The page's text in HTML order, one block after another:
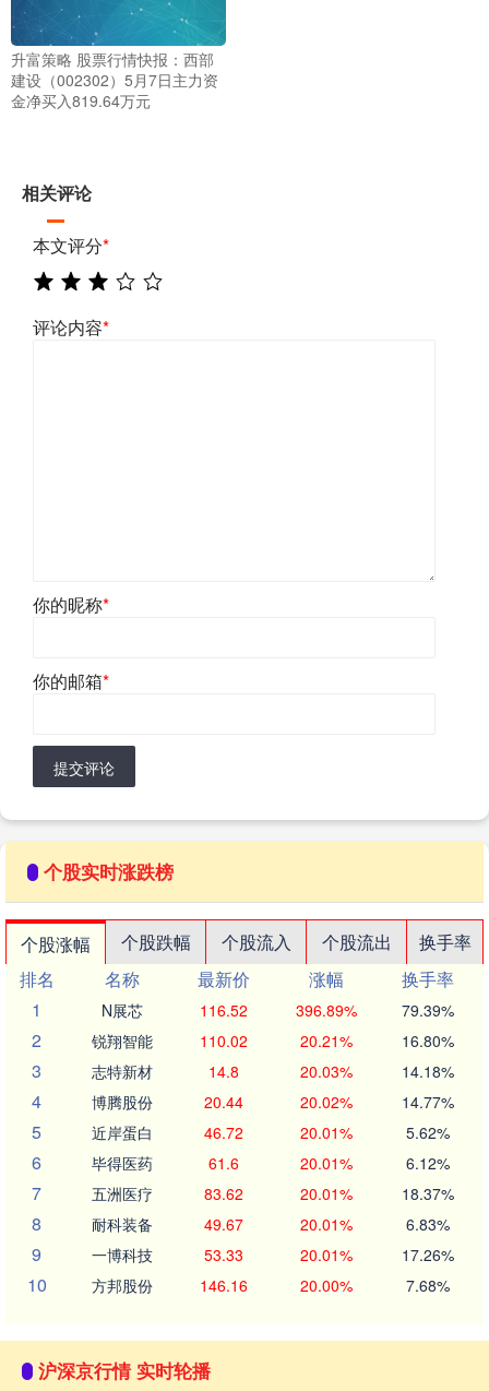
升富策略 股票行情快报：西部
建设（002302）5月7日主力资
金净买入819.64万元
相关评论
本文评分*
评论内容*
你的昵称*
你的邮箱*
提交评论
个股实时涨跌榜
个股涨幅 个股跌幅 个股流入 个股流出
换手率
排名
名称 最新价 涨幅
换手率
1
N展芯 116.52 396.89% 79.39%
2 锐翔智能 110.02 20.21% 16.80%
3 志特新材 14.8 20.03% 14.18%
4 博腾股份 20.44 20.02% 14.77%
5 近岸蛋白 46.72 20.01% 5.62%
6 毕得医药 61.6 20.01% 6.12%
7 五洲医疗 83.62 20.01% 18.37%
8 耐科装备 49.67 20.01% 6.83%
9 一博科技 53.33 20.01% 17.26%
10 方邦股份 146.16 20.00% 7.68%
沪深京行情 实时轮播